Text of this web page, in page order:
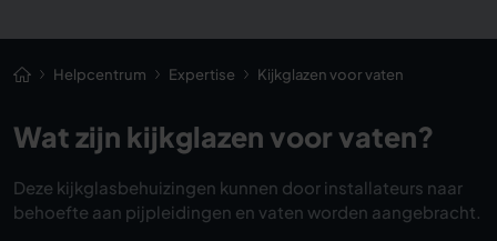
Helpcentrum Expertise Kijkglazen voor vaten
Wat zijn kijkglazen voor vaten?
Deze kijkglasbehuizingen kunnen door installateurs naar
behoefte aan pijpleidingen en vaten worden aangebracht.